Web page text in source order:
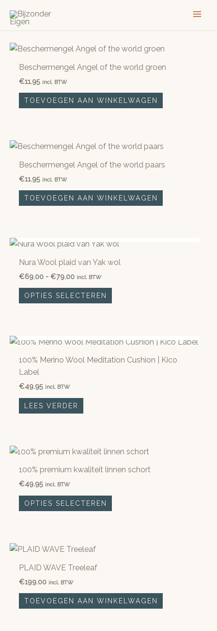
naar
de
inhoud
Beschermengel Angel of the world groen
€11.95 incl. BTW
TOEVOEGEN AAN WINKELWAGEN
Beschermengel Angel of the world paars
€11.95 incl. BTW
TOEVOEGEN AAN WINKELWAGEN
Nura Wool plaid van Yak wol
€69.00 - €79.00Prijsklasse:
tot
€79.00
incl. BTW
OPTIES SELECTEREN
Dit
product
variaties.
optie
100% Merino Wool Meditation Cushion | Kico
Label
€49.95 incl. BTW
LEES VERDER
100% premium kwaliteit linnen schort
€49.95 incl. BTW
OPTIES SELECTEREN
Dit
product
gekozen
worden
PLAID WAVE Treeleaf
€199.00 incl. BTW
TOEVOEGEN AAN WINKELWAGEN